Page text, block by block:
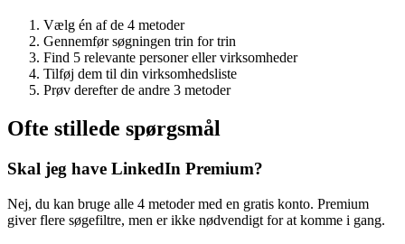
Vælg én af de 4 metoder
Gennemfør søgningen trin for trin
Find 5 relevante personer eller virksomheder
Tilføj dem til din virksomhedsliste
Prøv derefter de andre 3 metoder
Ofte stillede spørgsmål
Skal jeg have LinkedIn Premium?
Nej, du kan bruge alle 4 metoder med en gratis konto. Premium
giver flere søgefiltre, men er ikke nødvendigt for at komme i gang.